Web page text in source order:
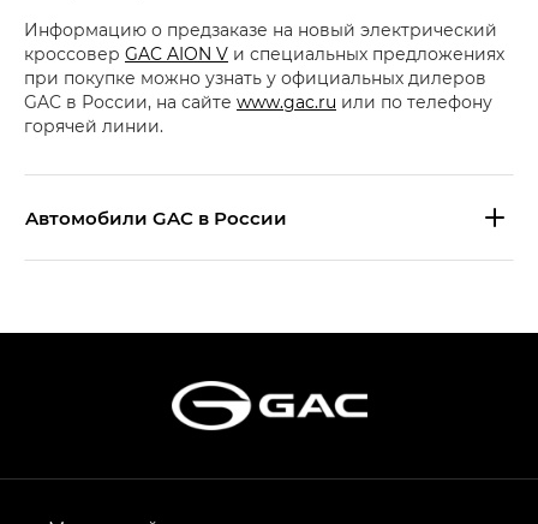
Информацию о предзаказе на новый электрический
кроссовер GAC AION V и специальных предложениях
при покупке можно узнать у официальных дилеров
GAC в России, на сайте www.gac.ru или по телефону
горячей линии.
Aвтомобили GAC в России
Эс Икс ПРЕМИУМ — SX PREMIUM
S7 — Эс 7 (S7) в комплектациях
Эс Икс ПРЕМИУМ — SX PREMIUM, Эс Тэ — ST
в комплектации Экс ПРЕМИУМ — EX PREMIUM